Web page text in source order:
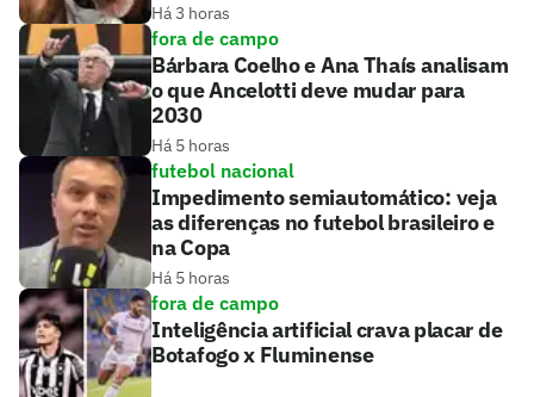
Há 3 horas
fora de campo
Bárbara Coelho e Ana Thaís analisam
o que Ancelotti deve mudar para
2030
Há 5 horas
futebol nacional
Impedimento semiautomático: veja
as diferenças no futebol brasileiro e
na Copa
Há 5 horas
fora de campo
Inteligência artificial crava placar de
Botafogo x Fluminense